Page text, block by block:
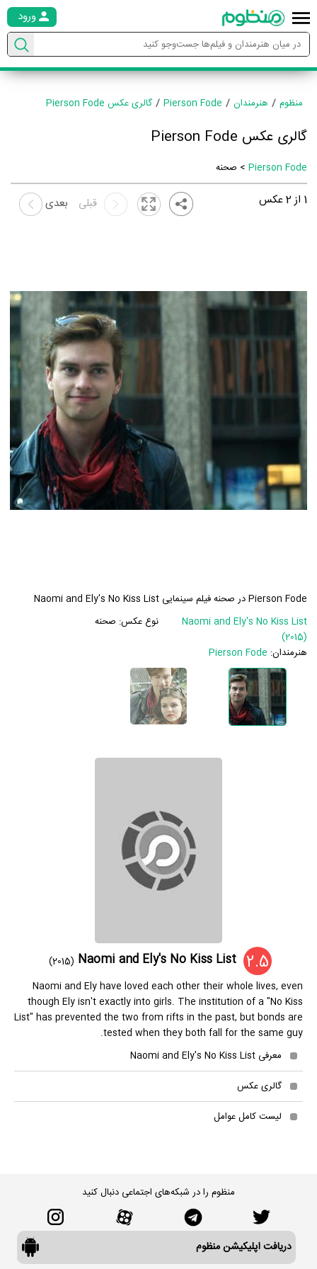
ورود
منظوم هنرمندان Pierson Fode گالری عکس Pierson Fode
گالری عکس Pierson Fode
Pierson Fode > صحنه
1 از2عکس بعدی قبلی
Pierson Fode در صحنه فیلم سینمایی Naomi and Ely's No Kiss List
Naomi and Ely's No Kiss List
(2015)
نوع عکس: صحنه
هنرمندان: Pierson Fode
2.5
Naomi and Ely's No Kiss List
(2015)
Naomi and Ely have loved each other their whole lives, even
though Ely isn't exactly into girls. The institution of a "No Kiss
List" has prevented the two from rifts in the past, but bonds are
tested when they both fall for the same guy.
معرفی Naomi and Ely's No Kiss List
گالری عکس
لیست کامل عوامل
منظوم را در شبکه‌های اجتماعی دنبال کنید
دریافت اپلیکیشن منظوم